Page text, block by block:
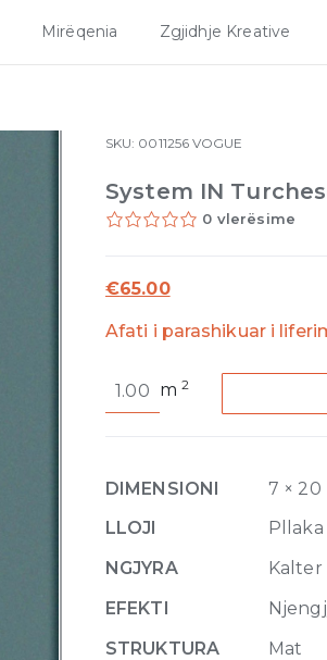
Mirëqenia Zgjidhje Kreative
SKU: 0011256 VOGUE
System IN
0 vlerësime
€65.00
Afati i parashikuar i
IN
20
x
cm
quantity
m2
DIMENSIONI
7 × 20
LLOJI
Pllaka
NGJYRA
Kalter
EFEKTI
STRUKTURA
Mat